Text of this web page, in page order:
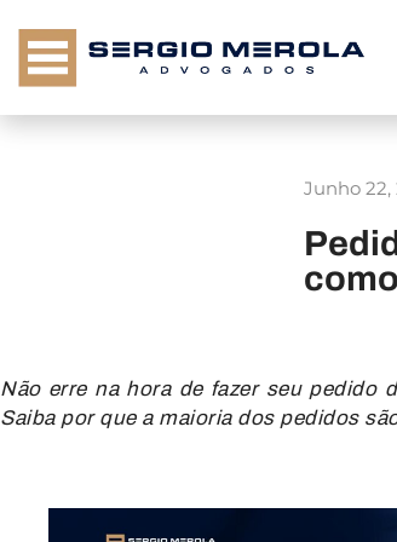
Junho 22,
Não erre na hora de fazer seu pedido
Saiba por que a maioria dos pedidos